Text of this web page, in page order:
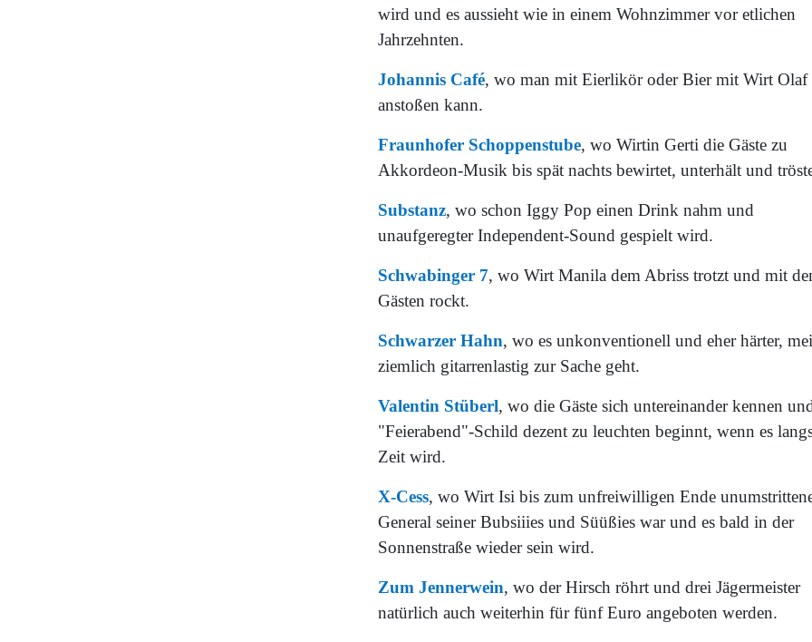
wird und es aussieht wie in einem Wohnzimmer vor etlichen
Jahrzehnten.
Johannis Café, wo man mit Eierlikör oder Bier mit Wirt Olaf
anstoßen kann.
Fraunhofer Schoppenstube, wo Wirtin Gerti die Gäste zu
Akkordeon-Musik bis spät nachts bewirtet, unterhält und
Substanz, wo schon Iggy Pop einen Drink nahm und
unaufgeregter Independent-Sound gespielt wird.
Schwabinger 7, wo Wirt Manila dem Abriss trotzt und mit
Gästen rockt.
Schwarzer Hahn, wo es unkonventionell und eher härter,
ziemlich gitarrenlastig zur Sache geht.
Valentin Stüberl, wo die Gäste sich untereinander kennen
"Feierabend"-Schild dezent zu leuchten beginnt, wenn es
Zeit wird.
X-Cess, wo Wirt Isi bis zum unfreiwilligen Ende
General seiner Bubsiiies und Süüßies war und es bald in der
Sonnenstraße wieder sein wird.
Zum Jennerwein, wo der Hirsch röhrt und drei Jägermeister
natürlich auch weiterhin für fünf Euro angeboten werden.